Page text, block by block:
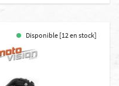
Disponible [12 en stock]